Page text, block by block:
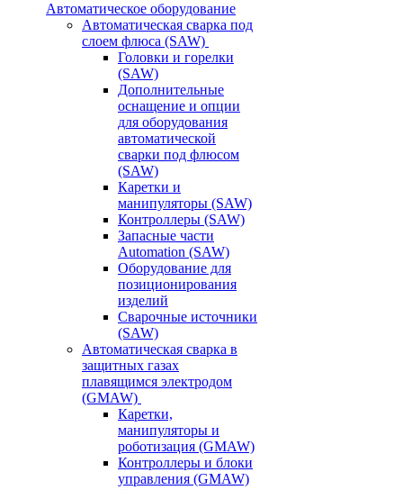
Автоматическое оборудование
Автоматическая сварка под
слоем флюса (SAW)
Головки и горелки
(SAW)
Дополнительные
оснащение и опции
для оборудования
автоматической
сварки под флюсом
(SAW)
Каретки и
манипуляторы (SAW)
Контроллеры (SAW)
Запасные части
Automation (SAW)
Оборудование для
позиционирования
изделий
Сварочные источники
(SAW)
Автоматическая сварка в
защитных газах
плавящимся электродом
(GMAW)
Каретки,
манипуляторы и
роботизация (GMAW)
Контроллеры и блоки
управления (GMAW)